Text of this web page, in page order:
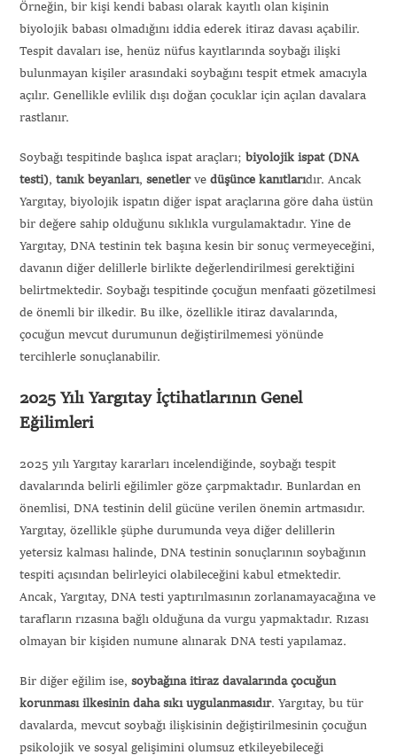
Örneğin, bir kişi kendi babası olarak kayıtlı olan kişinin
biyolojik babası olmadığını iddia ederek itiraz davası açabilir.
Tespit davaları ise, henüz nüfus kayıtlarında soybağı ilişki
bulunmayan kişiler arasındaki soybağını tespit etmek amacıyla
açılır. Genellikle evlilik dışı doğan çocuklar için açılan davalara
rastlanır.
Soybağı tespitinde başlıca ispat araçları; biyolojik ispat (DNA
testi),tanık beyanları,senetlervedüşünce kanıtlarıdır. Ancak
Yargıtay, biyolojik ispatın diğer ispat araçlarına göre daha üstün
bir değere sahip olduğunu sıklıkla vurgulamaktadır. Yine de
Yargıtay, DNA testinin tek başına kesin bir sonuç vermeyeceğini,
davanın diğer delillerle birlikte değerlendirilmesi gerektiğini
belirtmektedir. Soybağı tespitinde çocuğun menfaati gözetilmesi
de önemli bir ilkedir. Bu ilke, özellikle itiraz davalarında,
çocuğun mevcut durumunun değiştirilmemesi yönünde
tercihlerle sonuçlanabilir.
2025 Yılı Yargıtay İçtihatlarının Genel
Eğilimleri
2025 yılı Yargıtay kararları incelendiğinde, soybağı tespit
davalarında belirli eğilimler göze çarpmaktadır. Bunlardan en
önemlisi, DNA testinin delil gücüne verilen önemin artmasıdır.
Yargıtay, özellikle şüphe durumunda veya diğer delillerin
yetersiz kalması halinde, DNA testinin sonuçlarının soybağının
tespiti açısından belirleyici olabileceğini kabul etmektedir.
Ancak, Yargıtay, DNA testi yaptırılmasının zorlanamayacağına ve
tarafların rızasına bağlı olduğuna da vurgu yapmaktadır. Rızası
olmayan bir kişiden numune alınarak DNA testi yapılamaz.
Bir diğer eğilim ise,soybağına itiraz davalarında çocuğun
korunması ilkesinin daha sıkı uygulanmasıdır. Yargıtay, bu tür
davalarda, mevcut soybağı ilişkisinin değiştirilmesinin çocuğun
psikolojik ve sosyal gelişimini olumsuz etkileyebileceği